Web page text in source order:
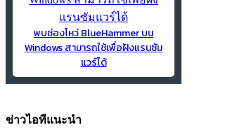
พบช่องโหว่ BlueHammer บน
Windows สามารถใช้เพื่อฝังแรนซัม
แวร์ได้
ข่าวไอทีแนะนำ